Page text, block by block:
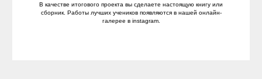
В качестве итогового проекта вы сделаете настоящую книгу или
сборник. Работы лучших учеников появляются в нашей онлайн-
галерее в instagram.